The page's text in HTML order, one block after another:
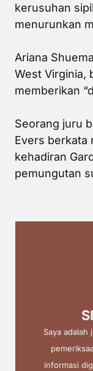
kerusuhan
menurunkan
Ariana
West Virginia,
memberikan
Seorang juru
Evers berkata
kehadiran
pemungutan
Saya
informasi